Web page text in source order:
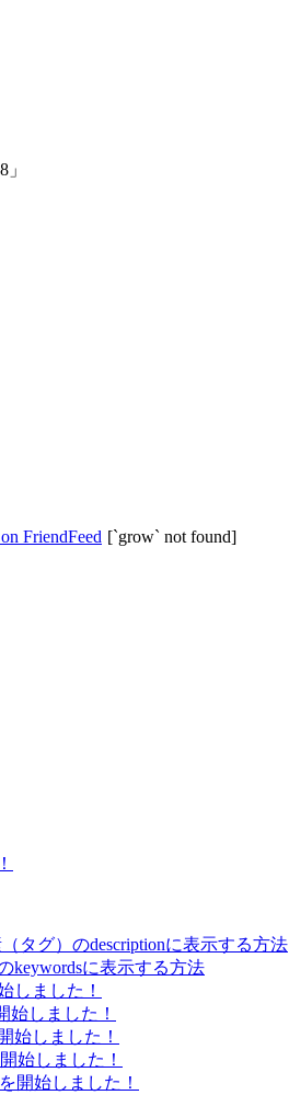
[`grow` not found]
タグ）のdescriptionに表示する方法
keywordsに表示する方法
しました！
始しました！
始しました！
始しました！
開始しました！